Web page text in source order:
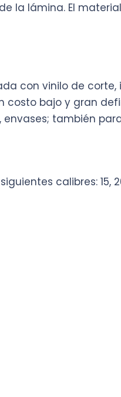
la lámina. El
con vinilo de
costo bajo y gran
también
calibres: 15,